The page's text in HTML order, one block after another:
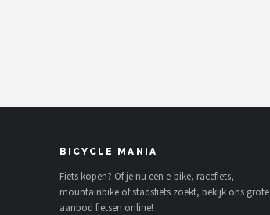
Volare
ABUS
BICYCLE MANIA
Fiets kopen? Of je nu een e-bike, racefiets,
mountainbike of stadsfiets zoekt, bekijk ons grote
aanbod fietsen online!